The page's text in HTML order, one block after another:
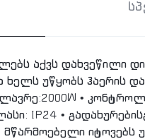
აქვს დახვეწილი
უწყობს ჰაერის
•
IP24 •
* მწარმოებელი